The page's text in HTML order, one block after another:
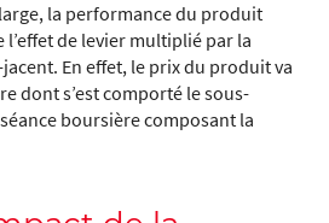
la performance du produit
de levier multiplié par la
En effet, le prix du produit va
dont s’est comporté le sous-
boursière composant la